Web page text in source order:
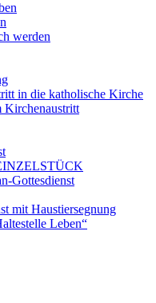
werden
in die katholische Kirche
Kirchenaustritt
Gottesdienst
mit Haustiersegnung
Leben“